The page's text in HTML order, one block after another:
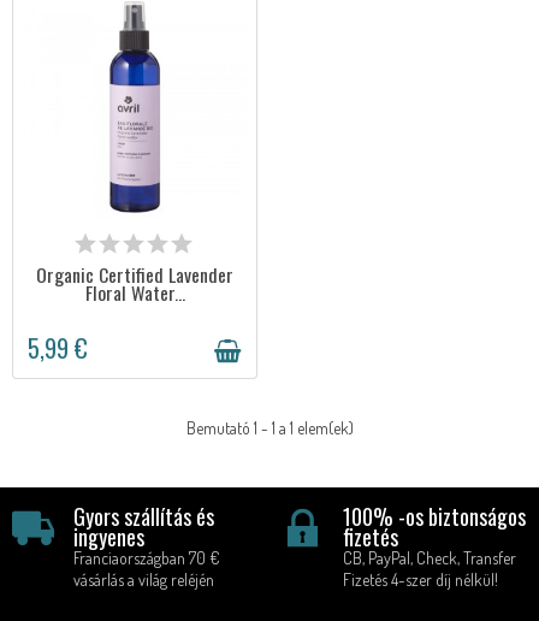
ELÉRHETŐ
Organic Certified Lavender
Floral Water...
5,99 €
Bemutató 1 - 1 a 1 elem(ek)
Gyors szállítás és
ingyenes
Franciaországban 70 €
vásárlás a világ reléjén
100% -os biztonságos
fizetés
CB, PayPal, Check, Transfer
Fizetés 4-szer díj nélkül!